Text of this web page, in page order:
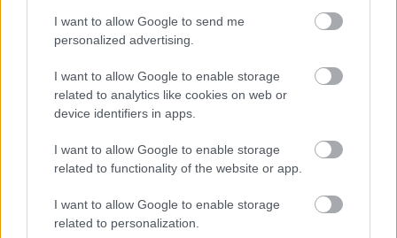
I want to allow Google to send me
personalized advertising.
I want to allow Google to enable storage
related to analytics like cookies on web or
device identifiers in apps.
I want to allow Google to enable storage
related to functionality of the website or app.
I want to allow Google to enable storage
related to personalization.
A kínai kutatók egyelőre 30 féle illatot tudtak így
előállítani, a rozmaring illatától az ananász gyümölcsös
aromáin át a frissen kisült palacsinta illatáig. A kellemes
mellett azonban kevésbé népszerű szagokat is